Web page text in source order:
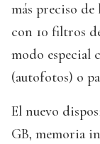
más preciso
con 10 filtros
modo especial
(autofotos) o
El nuevo
GB, memoria